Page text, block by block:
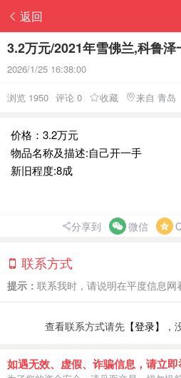
返回
3.2万元/2021年雪佛兰,科鲁泽
2026/1/25 16:38:00
浏览 1950 评论 0 收藏 来自 青岛
价格：3.2万元
物品名称及描述:自己开一手
新旧程度:8成
分享到 微信
联系方式
提示： 联系我时，请说明在平度信息网
查看联系方式请先 【登录】 ，
如遇无效、虚假、诈骗信息，请立